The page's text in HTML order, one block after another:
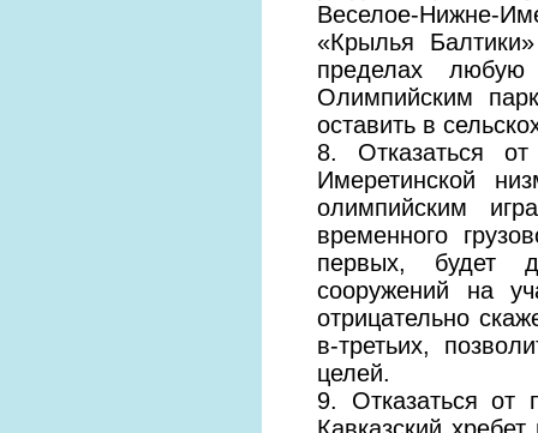
Веселое-Нижне-
«Крылья
пределах
Олимпийским
оставить в
8. Отказаться от
Имеретинской
олимпийским
временного
первых, будет
сооружений на
отрицательно
в-третьих,
целей.
9. Отказаться от